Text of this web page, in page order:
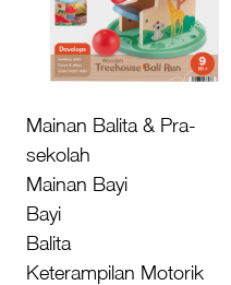
Mainan Balita & Pra-
sekolah
Mainan Bayi
Bayi
Balita
Keterampilan Motorik